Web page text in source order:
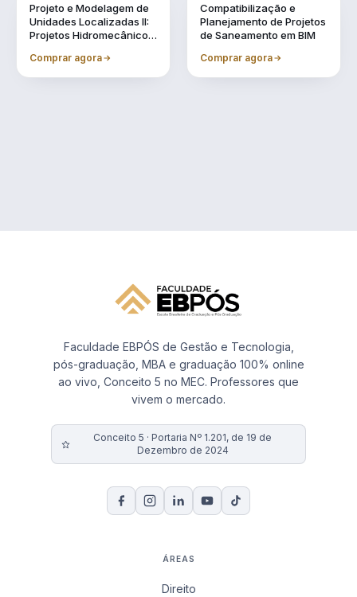
Projeto e Modelagem de
Unidades Localizadas II:
Projetos Hidromecânicos
Comprar agora
Compatibilização e
Planejamento de Projetos
de Saneamento em BIM
Comprar agora
Faculdade EBPÓS de Gestão e Tecnologia,
pós-graduação, MBA e graduação 100% online
ao vivo, Conceito 5 no MEC. Professores que
vivem o mercado.
Conceito 5 · Portaria Nº 1.201, de 19 de
Dezembro de 2024
ÁREAS
Direito